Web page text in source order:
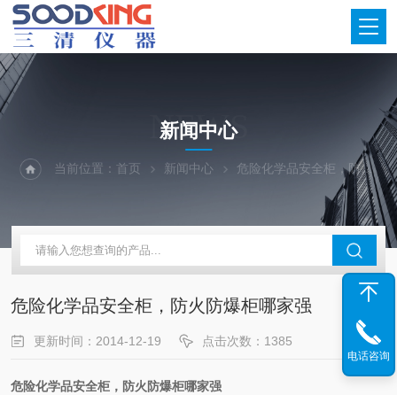
NEWS
新闻中心
当前位置：首页 新闻中心 危险化学品安全柜，防火防爆柜哪家强
危险化学品安全柜，防火防爆柜哪家强
更新时间：2014-12-19 点击次数：1385
危险化学品安全柜，防火防爆柜哪家强
电话咨询